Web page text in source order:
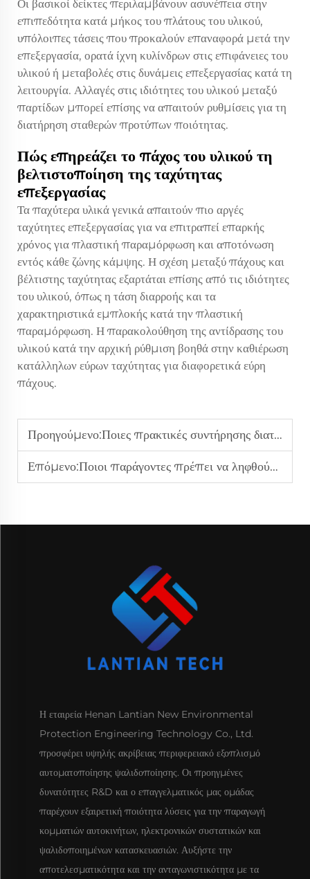
Οι βασικοί δείκτες περιλαμβάνουν ασυνέπεια στην
επιπεδότητα κατά μήκος του πλάτους του υλικού,
υπόλοιπες τάσεις που προκαλούν επαναφορά μετά την
επεξεργασία, ορατά ίχνη κυλίνδρων στις επιφάνειες του
υλικού ή μεταβολές στις δυνάμεις επεξεργασίας κατά τη
λειτουργία. Αλλαγές στις ιδιότητες του υλικού μεταξύ
παρτίδων μπορεί επίσης να απαιτούν ρυθμίσεις για τη
διατήρηση σταθερών προτύπων ποιότητας.
Πώς επηρεάζει το πάχος του υλικού τη
βελτιστοποίηση της ταχύτητας
επεξεργασίας
Τα παχύτερα υλικά γενικά απαιτούν πιο αργές
ταχύτητες επεξεργασίας για να επιτραπεί επαρκής
χρόνος για πλαστική παραμόρφωση και αποτόνωση
εντός κάθε ζώνης κάμψης. Η σχέση μεταξύ πάχους και
βέλτιστης ταχύτητας εξαρτάται επίσης από τις ιδιότητες
του υλικού, όπως η τάση διαρροής και τα
χαρακτηριστικά εμπλοκής κατά την πλαστική
παραμόρφωση. Η παρακολούθηση της αντίδρασης του
υλικού κατά την αρχική ρύθμιση βοηθά στην καθιέρωση
κατάλληλων εύρων ταχύτητας για διαφορετικά εύρη
πάχους.
Προηγούμενο:Ποιες πρακτικές συντήρησης διατηρούν τα πολυρολά CNC επίπεδα μηχανήματα σε ομαλή λειτουργία;
Επόμενο:Ποιοι παράγοντες πρέπει να ληφθούν υπόψη κατά την επιλογή ενός προσαρμοσμένου τροφοδότη ζιγκ-ζαγκ;
Η εταιρεία Henan Lantian New Environmental
Protection Engineering Technology Co., Ltd.
προσφέρει υψηλής ακρίβειας περιφερειακό εξοπλισμό
αυτοματοποίησης ψαλιδοποίησης. Οι προηγμένες
δυνατότητες R&D και ο επαγγελματικός μας ομάδας
παρέχουν εξαιρετική ποιότητα λύσεις για την παραγωγή
κομματιών αυτοκινήτων, ηλεκτρονικών συστατικών και
ψαλιδοποιημένων κατασκευασιών. Αυξήστε την
αποτελεσματικότητα και την ανταγωνιστικότητα με τα